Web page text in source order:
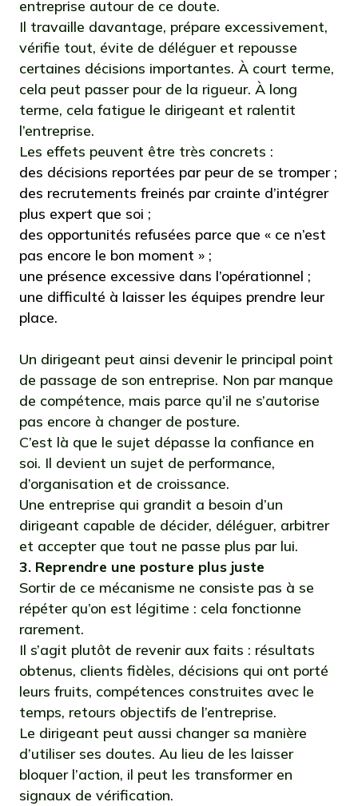
entreprise autour de ce doute.
Il travaille davantage, prépare excessivement,
vérifie tout, évite de déléguer et repousse
certaines décisions importantes. À court terme,
cela peut passer pour de la rigueur. À long
terme, cela fatigue le dirigeant et ralentit
l’entreprise.
Les effets peuvent être très concrets :
des décisions reportées par peur de se tromper ;
des recrutements freinés par crainte d’intégrer
plus expert que soi ;
des opportunités refusées parce que « ce n’est
pas encore le bon moment » ;
une présence excessive dans l’opérationnel ;
une difficulté à laisser les équipes prendre leur
place.
Un dirigeant peut ainsi devenir le principal point
de passage de son entreprise. Non par manque
de compétence, mais parce qu’il ne s’autorise
pas encore à changer de posture.
C’est là que le sujet dépasse la confiance en
soi. Il devient un sujet de performance,
d’organisation et de croissance.
Une entreprise qui grandit a besoin d’un
dirigeant capable de décider, déléguer, arbitrer
et accepter que tout ne passe plus par lui.
3. Reprendre une posture plus juste
Sortir de ce mécanisme ne consiste pas à se
répéter qu’on est légitime : cela fonctionne
rarement.
Il s’agit plutôt de revenir aux faits : résultats
obtenus, clients fidèles, décisions qui ont porté
leurs fruits, compétences construites avec le
temps, retours objectifs de l’entreprise.
Le dirigeant peut aussi changer sa manière
d’utiliser ses doutes. Au lieu de les laisser
bloquer l’action, il peut les transformer en
signaux de vérification.